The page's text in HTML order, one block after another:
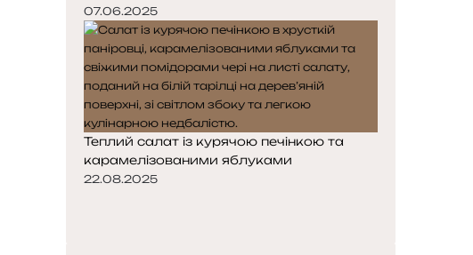
07.06.2025
Теплий салат із курячою печінкою та
карамелізованими яблуками
22.08.2025